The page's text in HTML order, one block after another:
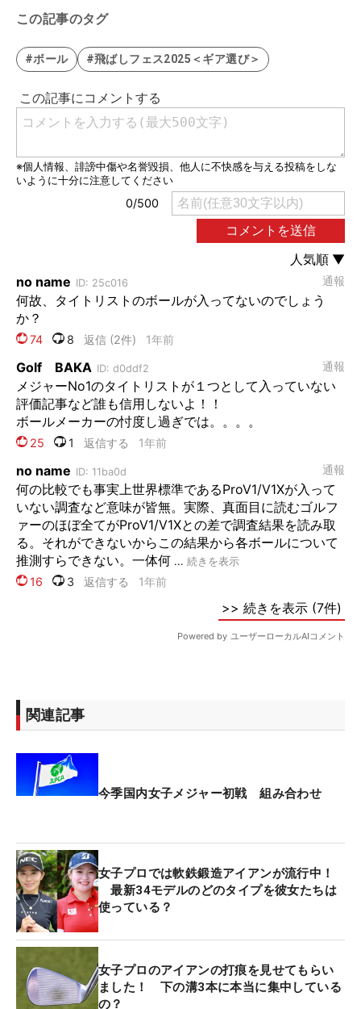
この記事のタグ
#ボール #飛ばしフェス2025＜ギア選び＞
関連記事
今季国内女子メジャー初戦 組み合わせ
女子プロでは軟鉄鍛造アイアンが流行中！
最新34モデルのどのタイプを彼女たちは
使っている？
女子プロのアイアンの打痕を見せてもらい
ました！ 下の溝3本に本当に集中している
の？